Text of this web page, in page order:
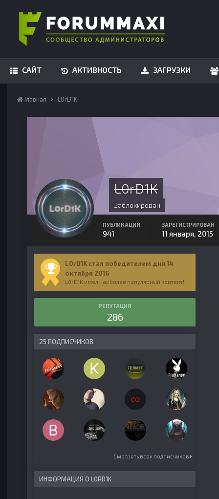
САЙТ АКТИВНОСТЬ ЗАГРУЗКИ
Главная L0rD1K
L0rD1K
Заблокирован
ПУБЛИКАЦИЙ
941
ЗАРЕГИСТРИРОВАН
11 января, 2015
L0rD1K стал победителем дня 14
октября 2016
L0rD1K имел наиболее популярный контент!
РЕПУТАЦИЯ
286
25 ПОДПИСЧИКОВ
Смотреть всех подписчиков
ИНФОРМАЦИЯ О L0RD1K